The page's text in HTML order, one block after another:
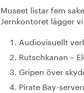
Museet listar fem
Jernkontoret lägger
Audiovisuellt
Rutschkanan –
Gripen över
Pirate Bay-